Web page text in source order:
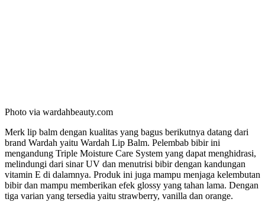
Photo via wardahbeauty.com
Merk lip balm dengan kualitas yang bagus berikutnya datang dari
brand Wardah yaitu Wardah Lip Balm. Pelembab bibir ini
mengandung Triple Moisture Care System yang dapat menghidrasi,
melindungi dari sinar UV dan menutrisi bibir dengan kandungan
vitamin E di dalamnya. Produk ini juga mampu menjaga kelembutan
bibir dan mampu memberikan efek glossy yang tahan lama. Dengan
tiga varian yang tersedia yaitu strawberry, vanilla dan orange.